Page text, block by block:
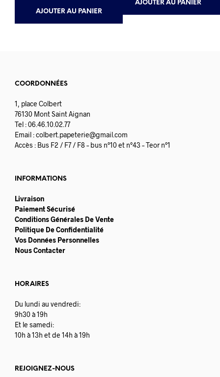
AJOUTER AU PANIER
AJOUTER AU PANIER
COORDONNÉES
1, place Colbert
76130 Mont Saint Aignan
Tel : 06.46.10.02.77
Email :colbert.papeterie@gmail.com
Accès : Bus F2 / F7 / F8 – bus n°10 et n°43 – Teor n°1
INFORMATIONS
Livraison
Paiement Sécurisé
Conditions Générales De Vente
Politique De Confidentialité
Vos Données Personnelles
Nous Contacter
HORAIRES
Du lundi au vendredi:
9h30 à 19h
Et le samedi:
10h à 13h et de 14h à 19h
REJOIGNEZ-NOUS